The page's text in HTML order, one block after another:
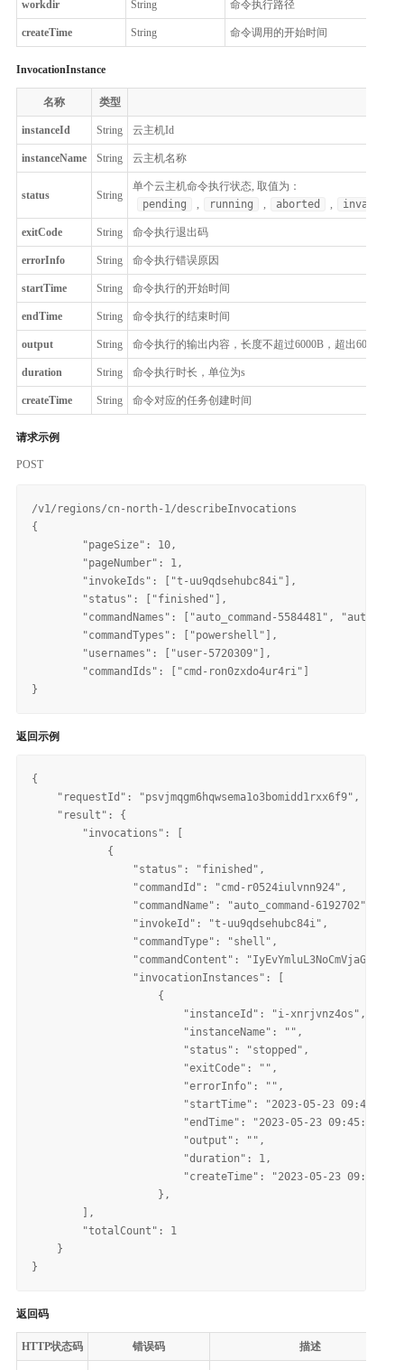
workdir String 命令执行路径
createTime String 命令调用的开始时间
InvocationInstance
名称 类型
instanceId String 云主机Id
instanceName String 云主机名称
status String
单个云主机命令执行状态, 取值为：
pending
running aborted invalid
exitCode String 命令执行退出码
errorInfo String 命令执行错误原因
startTime String 命令执行的开始时间
endTime String 命令执行的结束时间
output String 命令执行的输出内容，长度不超过6000B，超出6000B的
duration String 命令执行时长，单位为s
createTime String 命令对应的任务创建时间
请求示例
POST
/v1/regions/cn-north-1/describeInvocations
{
返回示例
{
    "requestId": "psvjmqgm6hqwsema1o3bomidd1rxx6f9",
    "result": {
        "invocations": [
            {
                "status": "finished",
                "commandId": "cmd-r0524iulvnn924",
                "commandName": "auto_command-6192702",
                "invokeId": "t-uu9qdsehubc84i",
                "commandType": "shell",
"commandContent":
                "invocationInstances": [
                    {
                        "instanceId": "i-xnrjvnz4os",
                        "instanceName": "",
                        "status": "stopped",
                        "exitCode": "",
                        "errorInfo": "",
                        "startTime": "2023-05-23 09:45:42",
                        "endTime": "2023-05-23 09:45:43",
                        "output": "",
                        "duration": 1,
                        "createTime": "2023-05-23 09:45:42"
                    },
        ],
        "totalCount": 1
    }
返回码
HTTP状态码 错误码 描述